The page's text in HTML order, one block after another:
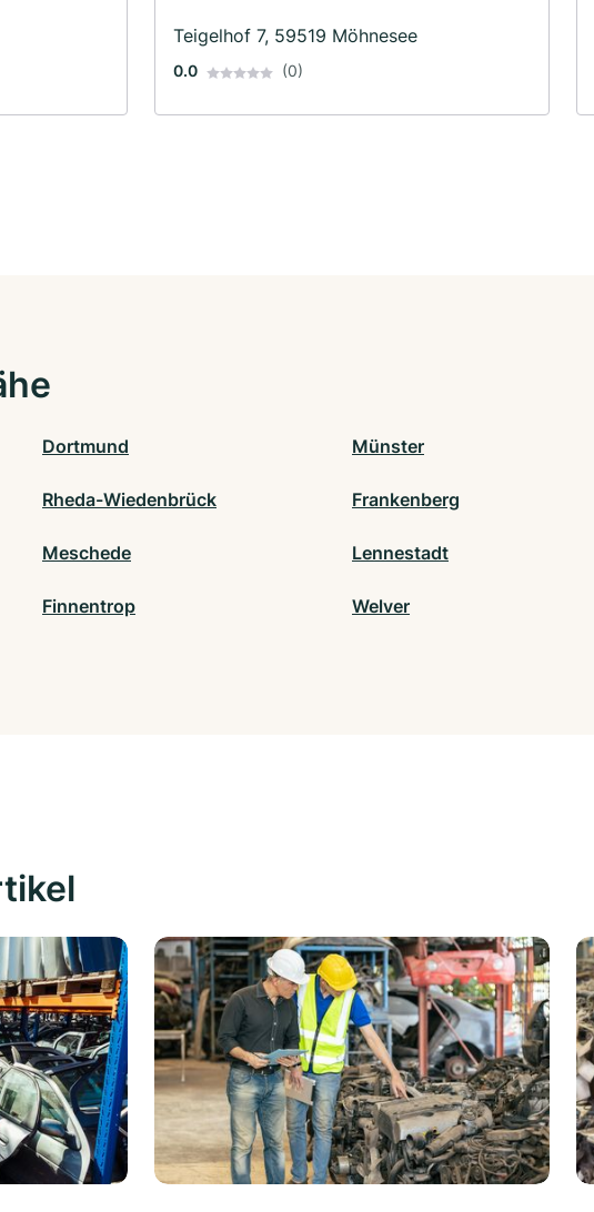
Teigelhof 7, 59519 Möhnesee
0.0 (0)
Dortmund Münster
Rheda-Wiedenbrück Frankenberg
Meschede Lennestadt
Finnentrop Welver